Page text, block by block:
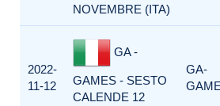
NOVEMBRE (ITA)
2022-
11-12
GA -
GAMES - SESTO
CALENDE 12
GA-